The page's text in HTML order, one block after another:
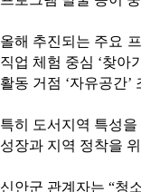
올해 추진되는 주요
직업 체험 중심 ‘찾
활동 거점 ‘자유공간’
특히 도서지역 특성
성장과 지역 정착을
신안군 관계자는 “청